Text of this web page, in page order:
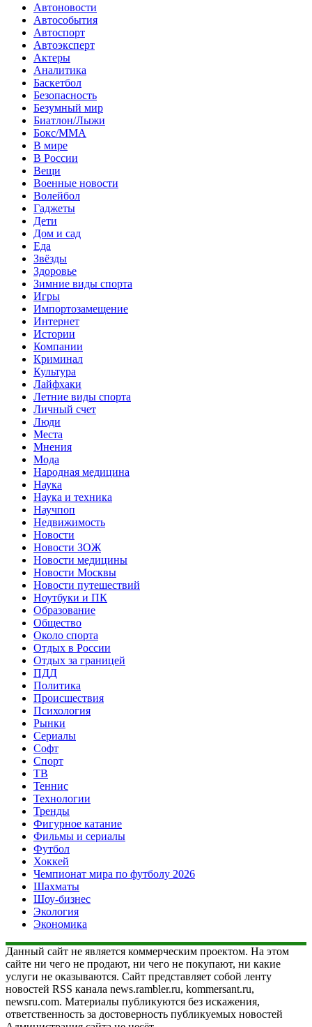
Автоновости
Автособытия
Автоспорт
Автоэксперт
Актеры
Аналитика
Баскетбол
Безопасность
Безумный мир
Биатлон/Лыжи
Бокс/MMA
В мире
В России
Вещи
Военные новости
Волейбол
Гаджеты
Дети
Дом и сад
Еда
Звёзды
Здоровье
Зимние виды спорта
Игры
Импортозамещение
Интернет
Истории
Компании
Криминал
Культура
Лайфхаки
Летние виды спорта
Личный счет
Люди
Места
Мнения
Мода
Народная медицина
Наука
Наука и техника
Научпоп
Недвижимость
Новости
Новости ЗОЖ
Новости медицины
Новости Москвы
Новости путешествий
Ноутбуки и ПК
Образование
Общество
Около спорта
Отдых в России
Отдых за границей
ПДД
Политика
Происшествия
Психология
Рынки
Сериалы
Софт
Спорт
ТВ
Теннис
Технологии
Тренды
Фигурное катание
Фильмы и сериалы
Футбол
Хоккей
Чемпионат мира по футболу 2026
Шахматы
Шоу-бизнес
Экология
Экономика
Данный сайт не является коммерческим проектом. На этом
сайте ни чего не продают, ни чего не покупают, ни какие
услуги не оказываются. Сайт представляет собой ленту
новостей RSS канала news.rambler.ru, kommersant.ru,
newsru.com. Материалы публикуются без искажения,
ответственность за достоверность публикуемых новостей